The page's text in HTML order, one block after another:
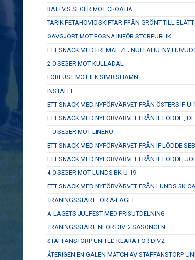
RÄTTVIS SEGER MOT CROATIA
TARIK FETAHOVIC SKIFTAR FRÅN GRÖNT TILL BLÅTT
OAVGJORT MOT BOSNA INFÖR STORPUBLIK
ETT SNACK MED EREMAL ZEJNULLAHU. NY
2-0 SEGER MOT KULLADAL
FÖRLUST MOT IFK SIMRISHAMN
INSTÄLLT
ETT SNACK MED NYFÖRVÄRVET FRÅN ÖSTERS IF
ETT SNACK MED NYFÖRVÄRVET FRÅN IF LÖDDE ,
1-0 SEGER MOT LINERO
ETT SNACK MED NYFÖRVÄRVET FRÅN IF LÖDDE
ETT SNACK MED NYFÖRVÄRVET FRÅN IF LÖDDE,
4-0 SEGER MOT LUNDS BK U-19
ETT SNACK MED NYFÖRVÄRVET FRÅN LUNDS SK
TRÄNINGSSTART FÖR A-LAGET
A-LAGETS JULFEST MED PRISUTDELNING
TRÄNINGSSTART INFÖR DIV. 2 SÄSONGEN
STAFFANSTORP UNITED KLARA FÖR DIV.2
ÅTERIGEN EN GALEN MATCH AV STAFFANSTORP